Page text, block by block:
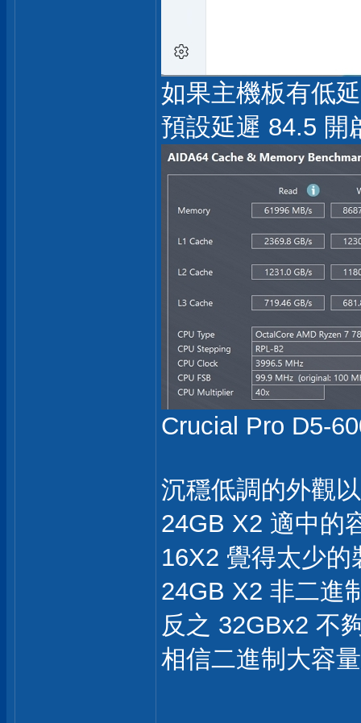
如果主機板有低
預設延遲 84.5 開
Crucial Pro D5-
沉穩低調的外觀
24GB X2 適中的
16X2 覺得太少
24GB X2 非二進
反之 32GBx2 不
相信二進制大容